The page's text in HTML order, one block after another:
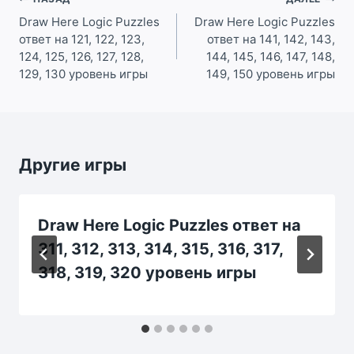
по
записям
Draw Here Logic Puzzles
ответ на 121, 122, 123,
124, 125, 126, 127, 128,
129, 130 уровень игры
Draw Here Logic Puzzles
ответ на 141, 142, 143,
144, 145, 146, 147, 148,
149, 150 уровень игры
Другие игры
Draw Here Logic Puzzles ответ на
311, 312, 313, 314, 315, 316, 317,
318, 319, 320 уровень игры